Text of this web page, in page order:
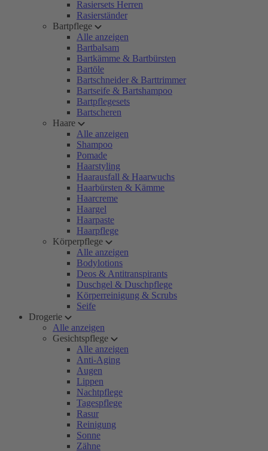
Rasiersets Herren
Rasierständer
Bartpflege
Alle anzeigen
Bartbalsam
Bartkämme & Bartbürsten
Bartöle
Bartschneider & Barttrimmer
Bartseife & Bartshampoo
Bartpflegesets
Bartscheren
Haare
Alle anzeigen
Shampoo
Pomade
Haarstyling
Haarausfall & Haarwuchs
Haarbürsten & Kämme
Haarcreme
Haargel
Haarpaste
Haarpflege
Körperpflege
Alle anzeigen
Bodylotions
Deos & Antitranspirants
Duschgel & Duschpflege
Körperreinigung & Scrubs
Seife
Drogerie
Alle anzeigen
Gesichtspflege
Alle anzeigen
Anti-Aging
Augen
Lippen
Nachtpflege
Tagespflege
Rasur
Reinigung
Sonne
Zähne